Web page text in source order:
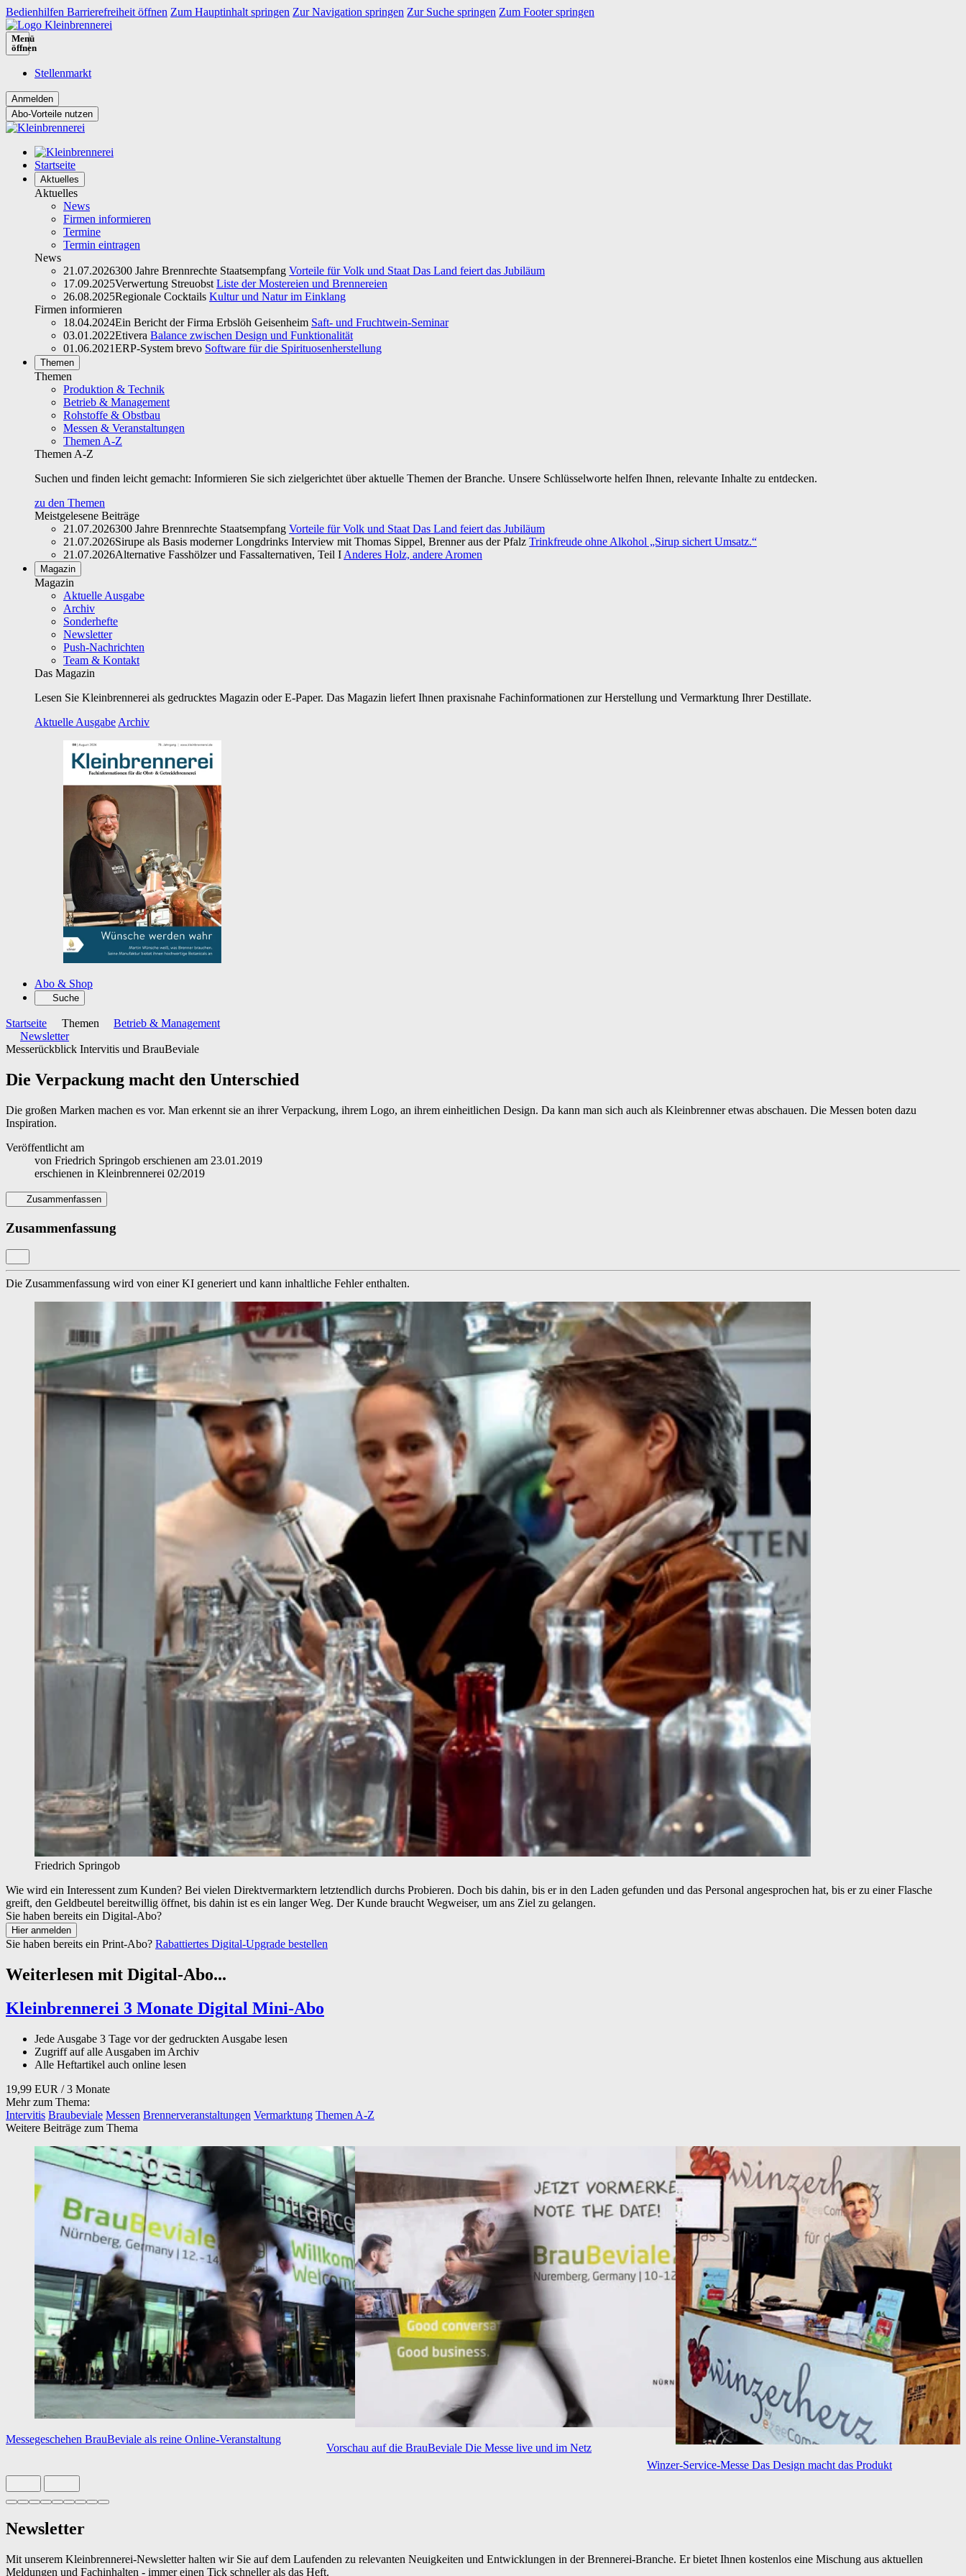
Bedienhilfen Barrierefreiheit öffnen Zum Hauptinhalt springen Zur Navigation springen Zur Suche springen Zum Footer springen
Menü
öffnen
Stellenmarkt
Abo-Vorteile nutzen
Startseite
Aktuelles
Aktuelles
News
Firmen informieren
Termine
Termin eintragen
News
21.07.2026300 Jahre Brennrechte Staatsempfang Vorteile für Volk und Staat Das Land feiert das Jubiläum
17.09.2025Verwertung Streuobst Liste der Mostereien und Brennereien
26.08.2025Regionale Cocktails Kultur und Natur im Einklang
Firmen informieren
18.04.2024Ein Bericht der Firma Erbslöh Geisenheim Saft- und Fruchtwein-Seminar
03.01.2022Etivera Balance zwischen Design und Funktionalität
01.06.2021ERP-System brevo Software für die Spirituosenherstellung
Themen
Themen
Produktion & Technik
Betrieb & Management
Rohstoffe & Obstbau
Messen & Veranstaltungen
Themen A-Z
Themen A-Z
Suchen und finden leicht gemacht: Informieren Sie sich zielgerichtet über aktuelle Themen der Branche. Unsere Schlüsselworte helfen Ihnen, relevante Inhalte zu entdecken.
zu den Themen
Meistgelesene Beiträge
21.07.2026300 Jahre Brennrechte Staatsempfang Vorteile für Volk und Staat Das Land feiert das Jubiläum
21.07.2026Sirupe als Basis moderner Longdrinks Interview mit Thomas Sippel, Brenner aus der Pfalz Trinkfreude ohne Alkohol „Sirup sichert Umsatz.“
21.07.2026Alternative Fasshölzer und Fassalternativen, Teil I Anderes Holz, andere Aromen
Magazin
Magazin
Aktuelle Ausgabe
Archiv
Sonderhefte
Newsletter
Push-Nachrichten
Team & Kontakt
Das Magazin
Lesen Sie Kleinbrennerei als gedrucktes Magazin oder E-Paper. Das Magazin liefert Ihnen praxisnahe Fachinformationen zur Herstellung und Vermarktung Ihrer Destillate.
Aktuelle Ausgabe Archiv
Abo & Shop
Suche
Startseite Themen
Betrieb & Management
Newsletter
Messerückblick Intervitis und BrauBeviale
Die Verpackung macht den Unterschied
Die großen Marken machen es vor. Man erkennt sie an ihrer Verpackung, ihrem Logo, an ihrem einheitlichen Design. Da kann man sich auch als Kleinbrenner etwas abschauen. Die Messen boten dazu
Inspiration.
Veröffentlicht am
von Friedrich Springob erschienen am 23.01.2019
erschienen in Kleinbrennerei 02/2019
Zusammenfassen
Zusammenfassung
Die Zusammenfassung wird von einer KI generiert und kann inhaltliche Fehler enthalten.
Friedrich Springob
Wie wird ein Interessent zum Kunden? Bei vielen Direktvermarktern letztendlich durchs Probieren. Doch bis dahin, bis er in den Laden gefunden und das Personal angesprochen hat, bis er zu einer Flasche
greift, den Geldbeutel bereitwillig öffnet, bis dahin ist es ein langer Weg. Der Kunde braucht Wegweiser, um ans Ziel zu gelangen.
Sie haben bereits ein Digital-Abo?
Sie haben bereits ein Print-Abo? Rabattiertes Digital-Upgrade bestellen
Weiterlesen mit Digital-Abo...
Kleinbrennerei 3 Monate Digital Mini-Abo
Jede Ausgabe 3 Tage vor der gedruckten Ausgabe lesen
Zugriff auf alle Ausgaben im Archiv
Alle Heftartikel auch online lesen
19,99 EUR / 3 Monate
Mehr zum Thema:
Intervitis Braubeviale Messen Brennerveranstaltungen Vermarktung Themen A-Z
Weitere Beiträge zum Thema
Messegeschehen BrauBeviale als reine Online-Veranstaltung
Vorschau auf die BrauBeviale Die Messe live und im Netz
Winzer-Service-Messe Das Design macht das Produkt
Slide 1 von 9 aktiv
Newsletter
Mit unserem Kleinbrennerei-Newsletter halten wir Sie auf dem Laufenden zu relevanten Neuigkeiten und Entwicklungen in der Brennerei-Branche. Er bietet Ihnen kostenlos eine Mischung aus aktuellen
Meldungen und Fachinhalten - immer einen Tick schneller als das Heft.